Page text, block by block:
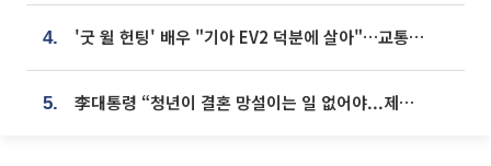
4. '굿 윌 헌팅' 배우 "기아 EV2 덕분에 살아"…교통사고 후 안전성 극찬
5. 李대통령 “청년이 결혼 망설이는 일 없어야...제도상 불이익 조사”